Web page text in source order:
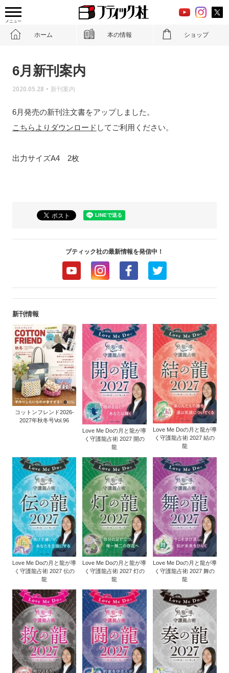
メニュー
ホーム 本の情報 ショップ
6月新刊案内
2020.05.28 • 新刊案内
6月発売の新刊注文書をアップしました。
こちらよりダウンロード してご利用ください。
出力サイズA4 2枚
ブティック社の最新情報を発信中！
新刊情報
コットンフレンド2026-
2027年秋冬号Vol.96
Love Me Doの月と龍が導
く守護龍占術 2027 開の
龍
Love Me Doの月と龍が導
く守護龍占術 2027 結の
龍
Love Me Doの月と龍が導
く守護龍占術 2027 伝の
龍
Love Me Doの月と龍が導
く守護龍占術 2027 灯の
龍
Love Me Doの月と龍が導
く守護龍占術 2027 舞の
龍